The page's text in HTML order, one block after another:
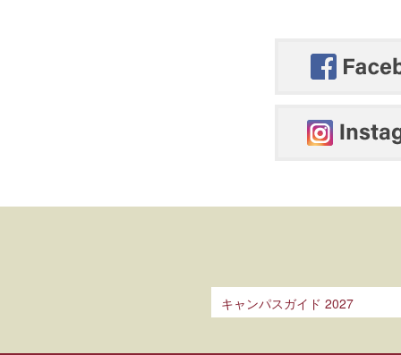
キャンパスガイド 2027